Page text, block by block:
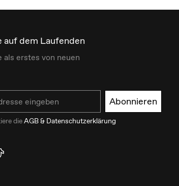
auf dem Laufenden
als erstes von neuen
Abonnieren
dieAGB & Datenschutzerklärung